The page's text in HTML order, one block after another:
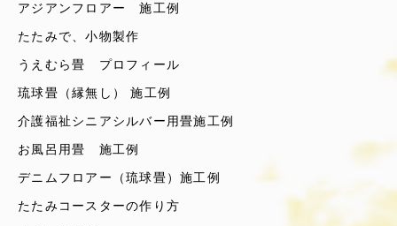
アジアンフロアー 施工例
たたみで、小物製作
うえむら畳 プロフィール
琉球畳（縁無し） 施工例
介護福祉シニアシルバー用畳施工例
お風呂用畳 施工例
デニムフロアー（琉球畳）施工例
たたみコースターの作り方